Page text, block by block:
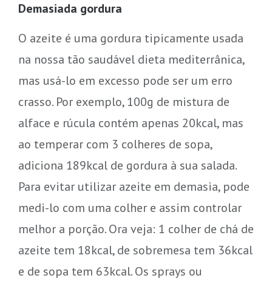
Demasiada gordura
O azeite é uma gordura tipicamente usada
na nossa tão saudável dieta mediterrânica,
mas usá-lo em excesso pode ser um erro
crasso. Por exemplo, 100g de mistura de
alface e rúcula contém apenas 20kcal, mas
ao temperar com 3 colheres de sopa,
adiciona 189kcal de gordura à sua salada.
Para evitar utilizar azeite em demasia, pode
medi-lo com uma colher e assim controlar
melhor a porção. Ora veja: 1 colher de chá de
azeite tem 18kcal, de sobremesa tem 36kcal
e de sopa tem 63kcal. Os sprays ou